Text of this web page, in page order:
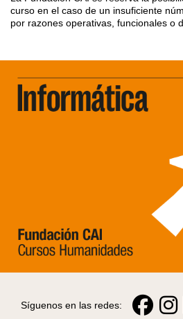
curso en el caso de un insuficiente
por razones operativas, funcionales o
Síguenos en las redes: